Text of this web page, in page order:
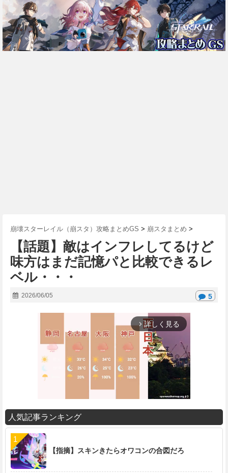
崩壊スターレイル（崩スタ）攻略まとめGS > 崩スタまとめ >
【話題】敵はインフレしてるけど
味方はまだ記憶パと比較できるレ
ベル・・・
2026/06/05 5
arrow_forward_ios 詳しく見る
M
人気記事ランキング
【指摘】スキンきたらオワコンの合図だろ